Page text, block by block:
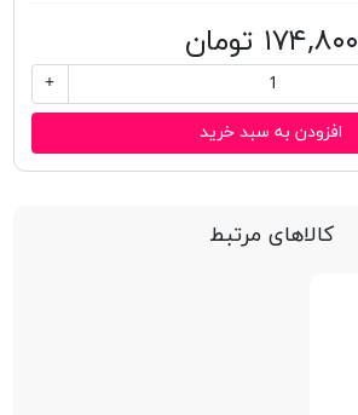
۱۷۴,۸۰۰ تومان
+
افزودن به سبد خرید
کالاهای مرتبط